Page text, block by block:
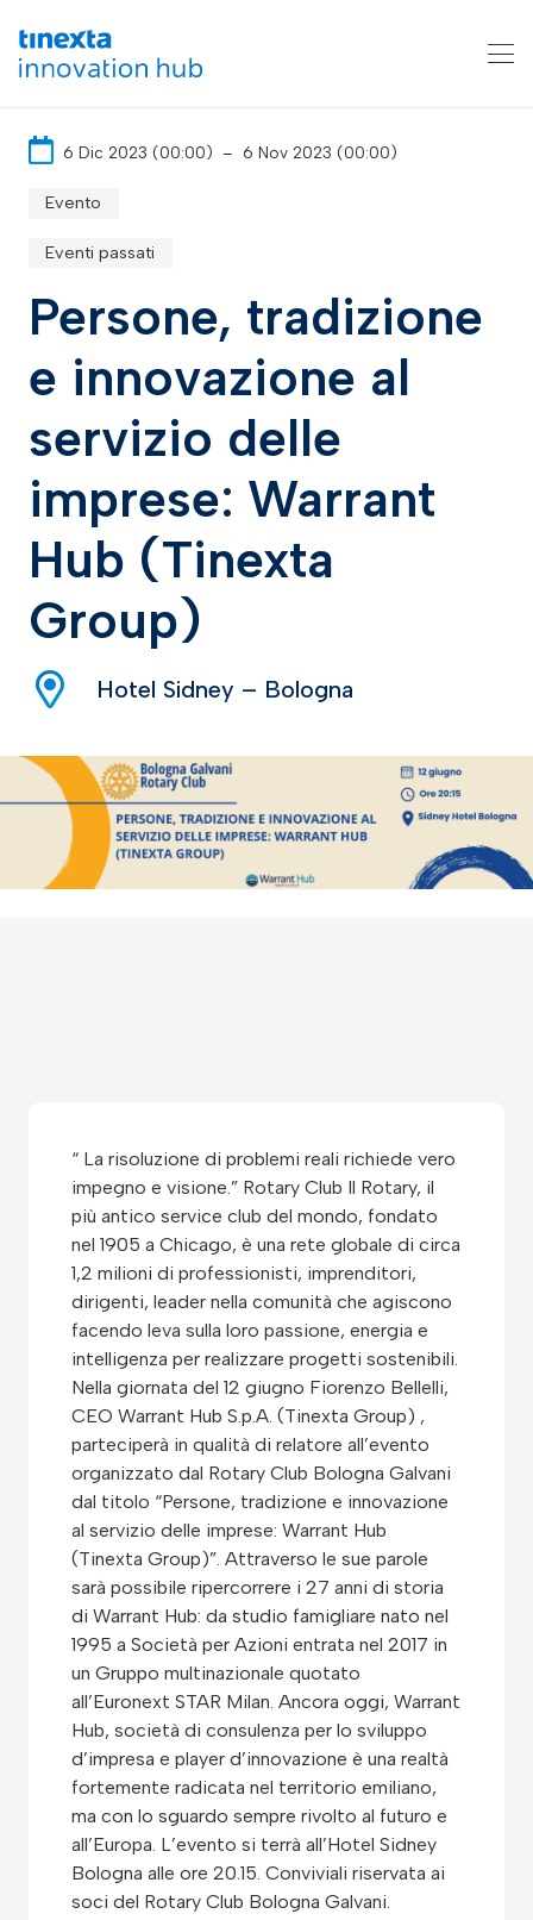
6 Dic 2023 (00:00) – 6 Nov 2023 (00:00)
Evento
Eventi passati
Persone, tradizione
e innovazione al
servizio delle
imprese: Warrant
Hub (Tinexta
Group)
Hotel Sidney – Bologna
“ La risoluzione di problemi reali richiede vero
impegno e visione.” Rotary Club Il Rotary, il
più antico service club del mondo, fondato
nel 1905 a Chicago, è una rete globale di circa
1,2 milioni di professionisti, imprenditori,
dirigenti, leader nella comunità che agiscono
facendo leva sulla loro passione, energia e
intelligenza per realizzare progetti sostenibili.
Nella giornata del 12 giugno Fiorenzo Bellelli,
CEO Warrant Hub S.p.A. (Tinexta Group) ,
parteciperà in qualità di relatore all’evento
organizzato dal Rotary Club Bologna Galvani
dal titolo “Persone, tradizione e innovazione
al servizio delle imprese: Warrant Hub
(Tinexta Group)”. Attraverso le sue parole
sarà possibile ripercorrere i 27 anni di storia
di Warrant Hub: da studio famigliare nato nel
1995 a Società per Azioni entrata nel 2017 in
un Gruppo multinazionale quotato
all’Euronext STAR Milan. Ancora oggi, Warrant
Hub, società di consulenza per lo sviluppo
d’impresa e player d’innovazione è una realtà
fortemente radicata nel territorio emiliano,
ma con lo sguardo sempre rivolto al futuro e
all’Europa. L’evento si terrà all’Hotel Sidney
Bologna alle ore 20.15. Conviviali riservata ai
soci del Rotary Club Bologna Galvani.